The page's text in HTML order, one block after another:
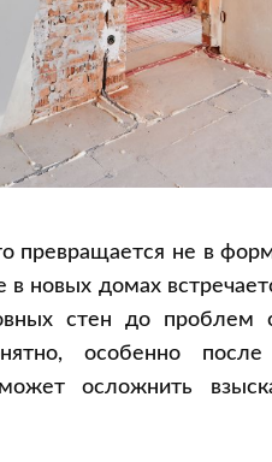
превращается не в
в новых домах
стен до проблем
особенно
осложнить